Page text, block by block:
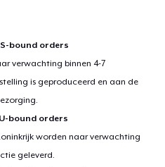
bound orders
verwachting binnen 4-7
is geproduceerd en aan de
bound orders
worden naar verwachting
geleverd.